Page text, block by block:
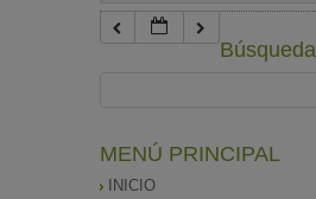
Búsqueda
MENÚ PRINCIPAL
INICIO